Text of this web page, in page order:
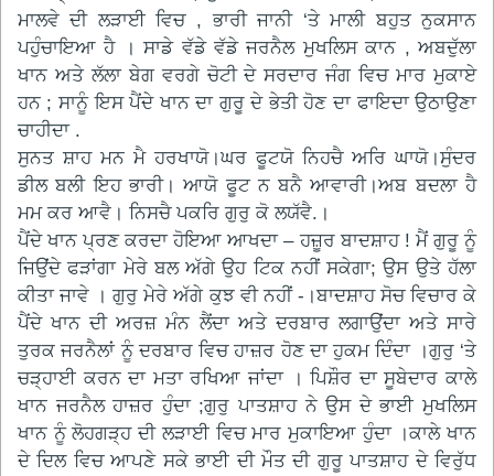
ਮਾਲਵੇ ਦੀ ਲੜਾਈ ਵਿਚ , ਭਾਰੀ ਜਾਨੀ ‘ਤੇ ਮਾਲੀ ਬਹੁਤ ਨੁਕਸਾਨ
ਪਹੁੰਚਾਇਆ ਹੈ । ਸਾਡੇ ਵੱਡੇ ਵੱਡੇ ਜਰਨੈਲ ਮੁਖਲਿਸ ਕਾਨ , ਅਬਦੁੱਲਾ
ਖਾਨ ਅਤੇ ਲੱਲਾ ਬੇਗ ਵਰਗੇ ਚੋਟੀ ਦੇ ਸਰਦਾਰ ਜੰਗ ਵਿਚ ਮਾਰ ਮੁਕਾਏ
ਹਨ ; ਸਾਨੂੰ ਇਸ ਪੈਂਦੇ ਖਾਨ ਦਾ ਗੁਰੂ ਦੇ ਭੇਤੀ ਹੋਣ ਦਾ ਫਾਇਦਾ ਉਠਾਉਣਾ
ਚਾਹੀਦਾ .
ਸੁਨਤ ਸ਼ਾਹ ਮਨ ਮੈ ਹਰਖਾਯੋ।ਘਰ ਫੂਟਯੋ ਨਿਹਚੈ ਅਰਿ ਘਾਯੋ।ਸੁੰਦਰ
ਡੀਲ ਬਲੀ ਇਹ ਭਾਰੀ। ਆਯੋ ਫੂਟ ਨ ਬਨੈ ਆਵਾਰੀ।ਅਬ ਬਦਲਾ ਹੈ
ਮਮ ਕਰ ਆਵੈ। ਨਿਸਚੈ ਪਕਰਿ ਗੁਰੁ ਕੋ ਲਯੱਵੈ.।
ਪੈਂਦੇ ਖਾਨ ਪ੍ਰਣ ਕਰਦਾ ਹੋਇਆ ਆਖਦਾ – ਹਜ਼ੂਰ ਬਾਦਸ਼ਾਹ ! ਮੈਂ ਗੁਰੂ ਨੂੰ
ਜਿਉਂਦੇ ਫੜਾਂਗਾ ਮੇਰੇ ਬਲ ਅੱਗੇ ਉਹ ਟਿਕ ਨਹੀਂ ਸਕੇਗਾ; ਉਸ ਉਤੇ ਹੱਲਾ
ਕੀਤਾ ਜਾਵੇ । ਗੁਰੁ ਮੇਰੇ ਅੱਗੇ ਕੁਝ ਵੀ ਨਹੀਂ -।ਬਾਦਸ਼ਾਹ ਸੋਚ ਵਿਚਾਰ ਕੇ
ਪੈਂਦੇ ਖਾਨ ਦੀ ਅਰਜ਼ ਮੰਨ ਲੈਂਦਾ ਅਤੇ ਦਰਬਾਰ ਲਗਾਉਂਦਾ ਅਤੇ ਸਾਰੇ
ਤੁਰਕ ਜਰਨੈਲਾਂ ਨੂੰ ਦਰਬਾਰ ਵਿਚ ਹਾਜ਼ਰ ਹੋਣ ਦਾ ਹੁਕਮ ਦਿੰਦਾ ।ਗੁਰੁ ‘ਤੇ
ਚੜ੍ਹਾਈ ਕਰਨ ਦਾ ਮਤਾ ਰਖਿਆ ਜਾਂਦਾ । ਪਿਸ਼ੌਰ ਦਾ ਸੂਬੇਦਾਰ ਕਾਲੇ
ਖਾਨ ਜਰਨੈਲ ਹਾਜ਼ਰ ਹੁੰਦਾ ;ਗੁਰੁ ਪਾਤਸ਼ਾਹ ਨੇ ਉਸ ਦੇ ਭਾਈ ਮੁਖਲਿਸ
ਖਾਨ ਨੂੰ ਲੋਹਗੜ੍ਹ ਦੀ ਲੜਾਈ ਵਿਚ ਮਾਰ ਮੁਕਾਇਆ ਹੁੰਦਾ ।ਕਾਲੇ ਖਾਨ
ਦੇ ਦਿਲ ਵਿਚ ਆਪਣੇ ਸਕੇ ਭਾਈ ਦੀ ਮੌਤ ਦੀ ਗੁਰੂ ਪਾਤਸ਼ਾਹ ਦੇ ਵਿਰੁੱਧ